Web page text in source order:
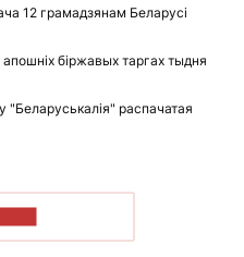
12 грамадзянам Беларусі
біржавых таргах тыдня
"Беларуськалія" распачатая